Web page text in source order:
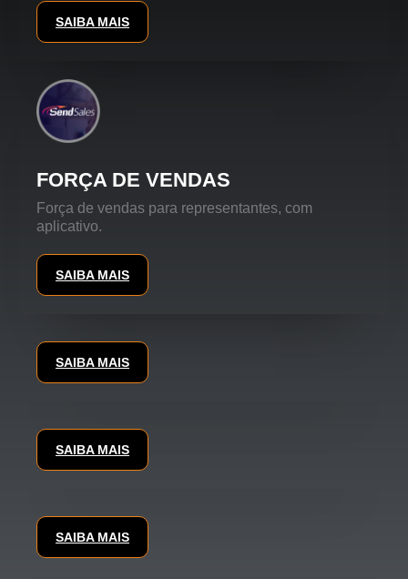
SAIBA MAIS
FORÇA DE VENDAS
Força de vendas para representantes, com
aplicativo.
SAIBA MAIS
SAIBA MAIS
SAIBA MAIS
SAIBA MAIS